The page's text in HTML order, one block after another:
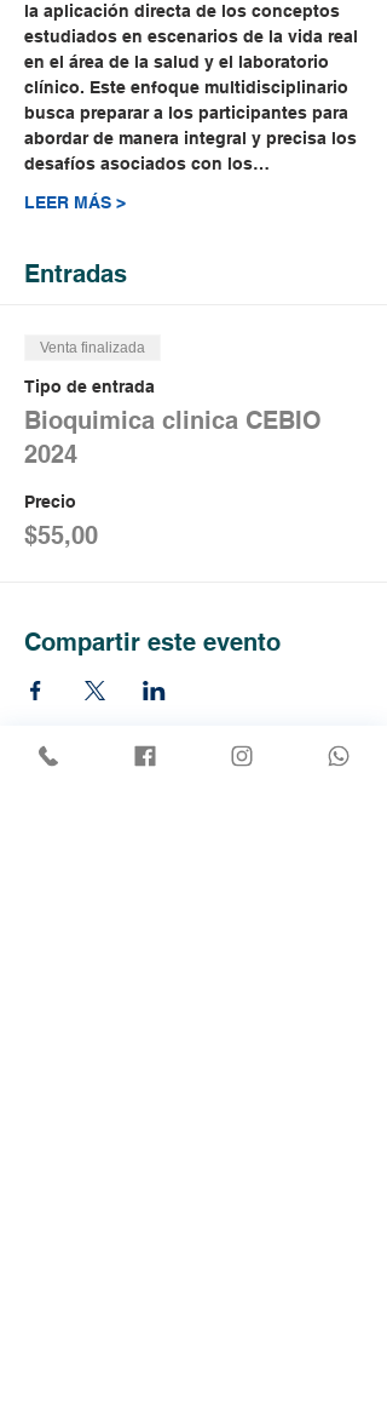
la aplicación directa de los conceptos
estudiados en escenarios de la vida real
en el área de la salud y el laboratorio
clínico. Este enfoque multidisciplinario
busca preparar a los participantes para
abordar de manera integral y precisa los
desafíos asociados con los…
LEER MÁS >
Entradas
Venta finalizada
Tipo de entrada
Bioquimica clinica CEBIO
2024
Precio
$55,00
Compartir este evento